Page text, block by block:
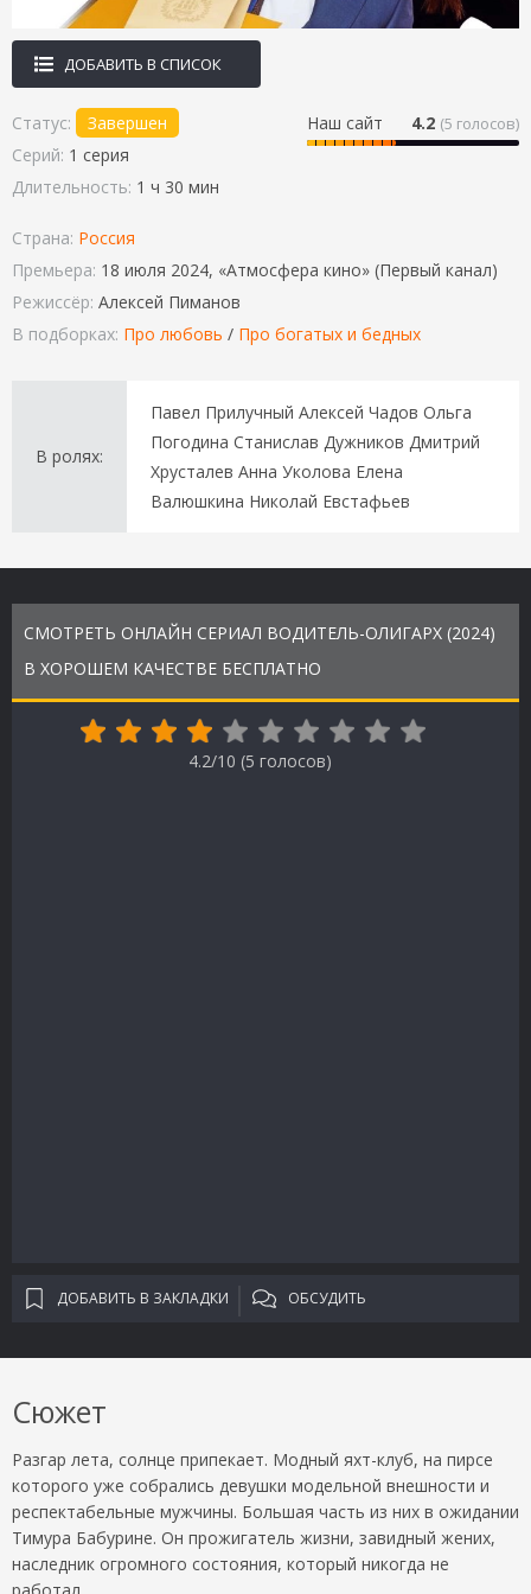
ДОБАВИТЬ В СПИСОК
Наш сайт 4.2 (5 голосов)
Статус:
Завершен
Серий: 1 серия
Длительность: 1 ч 30 мин
Страна: Россия
Премьера: 18 июля 2024, «Атмосфера кино» (Первый канал)
Режиссёр: Алексей Пиманов
В подборках: Про любовь / Про богатых и бедных
В ролях:
Павел Прилучный Алексей Чадов Ольга
Погодина Станислав Дужников Дмитрий
Хрусталев Анна Уколова Елена
Валюшкина Николай Евстафьев
СМОТРЕТЬ ОНЛАЙН СЕРИАЛ ВОДИТЕЛЬ-ОЛИГАРХ (2024)
В ХОРОШЕМ КАЧЕСТВЕ БЕСПЛАТНО
4.2/10 (5 голосов)
ДОБАВИТЬ В ЗАКЛАДКИ ОБСУДИТЬ
Сюжет
Разгар лета, солнце припекает. Модный яхт-клуб, на пирсе
которого уже собрались девушки модельной внешности и
респектабельные мужчины. Большая часть из них в ожидании
Тимура Бабурине. Он прожигатель жизни, завидный жених,
наследник огромного состояния, который никогда не